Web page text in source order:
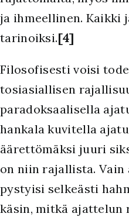
ja ihmeellinen. Kaikki
tarinoiksi.[4]
Filosofisesti voisi
tosiasiallisen
paradoksaalisella
hankala kuvitella
äärettömäksi juuri
on niin rajallista.
pystyisi selkeästi
käsin, mitkä ajattelun